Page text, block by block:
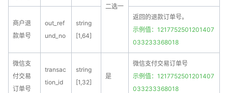
二选一
商户退
款单号
out_ref
und_no
string
[1,64]
返回的退款订单号。
示例值：1217752501201407
033233368018
微信支
付交易
订单号
transac
tion_id
string
[1,32]
是
微信支付交易订单号
示例值：1217752501201407
033233368018